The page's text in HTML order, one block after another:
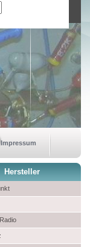
Impressum
Hersteller